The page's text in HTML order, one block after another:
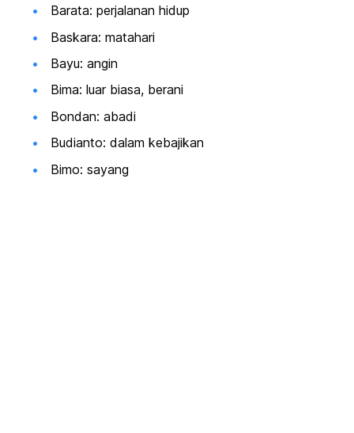
Barata: perjalanan hidup
Baskara: matahari
Bayu: angin
Bima: luar biasa, berani
Bondan: abadi
Budianto: dalam kebajikan
Bimo: sayang